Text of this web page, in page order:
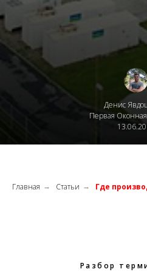
Денис
Первая
Главная → Статьи → Где
Разбор